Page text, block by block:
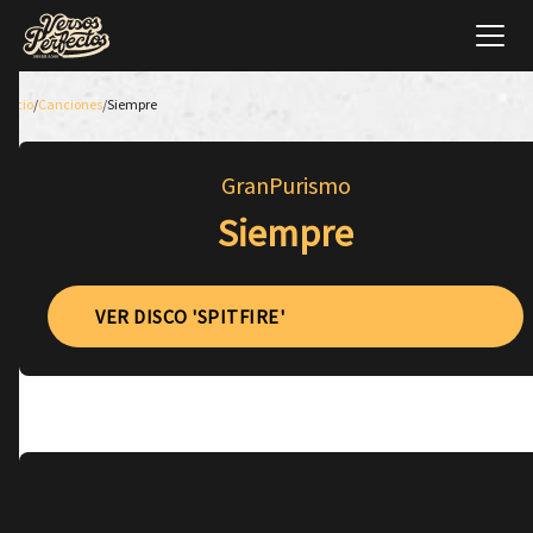
Inicio/Canciones/Siempre
GranPurismo
Siempre
VER DISCO 'SPITFIRE'